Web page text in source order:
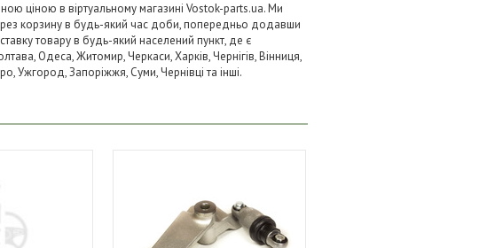
ціною в віртуальному магазині Vostok-parts.ua. Ми
корзину в будь-який час доби, попередньо додавши
товару в будь-який населений пункт, де є
Одеса, Житомир, Черкаси, Харків, Чернігів, Вінниця,
Ужгород, Запоріжжя, Суми, Чернівці та інші.